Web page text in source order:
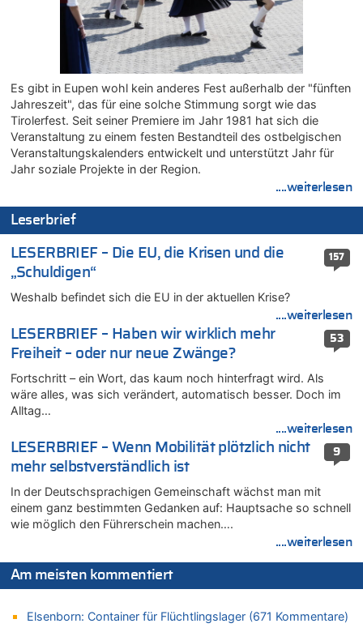
Zweite Hitzewelle in diesem Sommer ist jetzt amtlich
06.08.2026 - 14:26 von Hugo Egon Bernhard von Sinnen zu
Zweite Hitzewelle in diesem Sommer ist jetzt amtlich
06.08.2026 - 14:11 von Dax zu
Zweite Hitzewelle in diesem Sommer ist jetzt amtlich
06.08.2026 - 14:11 von Wolfgang zu
Zurück an den Rhein: Hendrich wechselt zum 1. FC Köln
06.08.2026 - 13:59 von Chips zu
Wasserstand des Rheins in NRW so niedrig wie noch nie
06.08.2026 - 13:53 von Frage an den Hondsjong zu
06.08.2026 - 13:34 von Zeitzeuge zu
06.08.2026 - 13:27 von Hubert F. zu
Wasserstand des Rheins in NRW so niedrig wie noch nie
06.08.2026 - 13:20 von Speck für die Mâuse zu
FIFA-Spitze demonstriert Einigkeit trotz Kritik und neuer
Vorwürfe gegen Präsident Gianni Infantino
06.08.2026 - 12:41 von Hugo Egon Bernhard von Sinnen zu
Frau hörte Stimmen aus Haus des verstorbenen Nachbarn
06.08.2026 - 12:36 von Gärlinde zu
Aachen ab 11. August wieder Mekka des Pferdesports –
06.08.2026 - 12:26 von Guido Scholzen zu
Zweite Hitzewelle in diesem Sommer ist jetzt amtlich
06.08.2026 - 12:17 von Sparwasser zu
Zweite Hitzewelle in diesem Sommer ist jetzt amtlich
06.08.2026 - 12:13 von Dax zu
Zweite Hitzewelle in diesem Sommer ist jetzt amtlich
06.08.2026 - 12:13 von Heinz F. zu
Mehrere Menschen in Londons City niedergestochen
Zweite Hitzewelle in diesem Sommer ist jetzt amtlich
Es gibt in Eupen wohl kein anderes Fest außerhalb der "fünften
Jahreszeit", das für eine solche Stimmung sorgt wie das
Tirolerfest. Seit seiner Premiere im Jahr 1981 hat sich die
Veranstaltung zu einem festen Bestandteil des ostbelgischen
Veranstaltungskalenders entwickelt und unterstützt Jahr für
Jahr soziale Projekte in der Region.
....weiterlesen
Leserbrief
157
LESERBRIEF – Die EU, die Krisen und die
„Schuldigen“
Weshalb befindet sich die EU in der aktuellen Krise?
....weiterlesen
53
LESERBRIEF – Haben wir wirklich mehr
Freiheit – oder nur neue Zwänge?
Fortschritt – ein Wort, das kaum noch hinterfragt wird. Als
wäre alles, was sich verändert, automatisch besser. Doch im
Alltag…
....weiterlesen
9
LESERBRIEF – Wenn Mobilität plötzlich nicht
mehr selbstverständlich ist
In der Deutschsprachigen Gemeinschaft wächst man mit
einem ganz bestimmten Gedanken auf: Hauptsache so schnell
wie möglich den Führerschein machen….
....weiterlesen
Am meisten kommentiert
Elsenborn: Container für Flüchtlingslager (671 Kommentare)